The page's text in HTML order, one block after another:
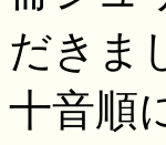
だきま
十音順